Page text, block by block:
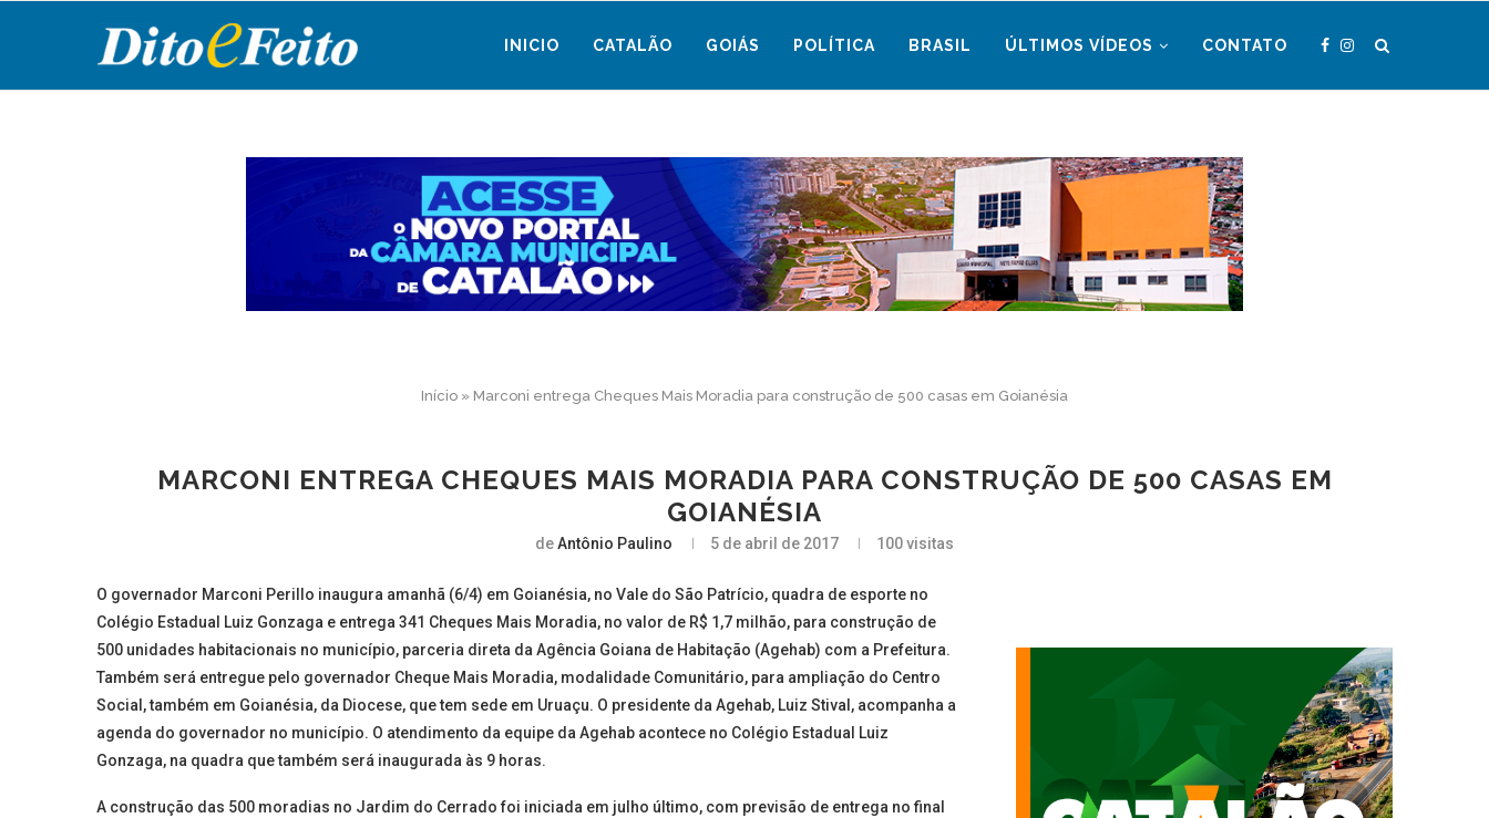
INICIO CATALÃO GOIÁS POLÍTICA BRASIL ÚLTIMOS VÍDEOS CONTATO
Início » Marconi entrega Cheques Mais Moradia para construção de 500 casas em Goianésia
MARCONI ENTREGA CHEQUES MAIS MORADIA PARA CONSTRUÇÃO DE 500 CASAS EM
GOIANÉSIA
deAntônio Paulino 5 de abril de 2017 100visitas
O governador Marconi Perillo inaugura amanhã (6/4) em Goianésia, no Vale do São Patrício, quadra de esporte no
Colégio Estadual Luiz Gonzaga e entrega 341 Cheques Mais Moradia, no valor de R$ 1,7 milhão, para construção de
500 unidades habitacionais no município, parceria direta da Agência Goiana de Habitação (Agehab) com a Prefeitura.
Também será entregue pelo governador Cheque Mais Moradia, modalidade Comunitário, para ampliação do Centro
Social, também em Goianésia, da Diocese, que tem sede em Uruaçu. O presidente da Agehab, Luiz Stival, acompanha a
agenda do governador no município. O atendimento da equipe da Agehab acontece no Colégio Estadual Luiz
Gonzaga, na quadra que também será inaugurada às 9 horas.
A construção das 500 moradias no Jardim do Cerrado foi iniciada em julho último, com previsão de entrega no final